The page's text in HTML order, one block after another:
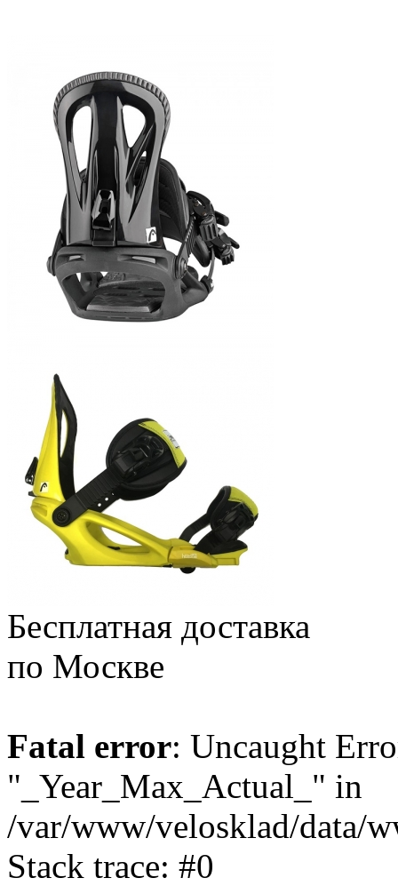
Бесплатная доставка
по Москве
Fatal error: Uncaught
"_Year_Max_Actual_" in
/var/www/velosklad/data/
Stack trace: #0